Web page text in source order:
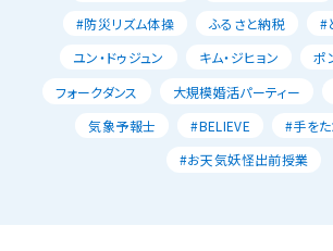
#防災リズム体操
ふるさと納税
#
ユン・ドゥジュン
キム・ジヒョン
ポ
フォークダンス
大規模婚活パーティー
気象予報士
#BELIEVE
#手をた
#お天気妖怪出前授業